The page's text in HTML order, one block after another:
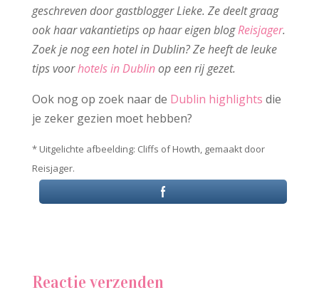
geschreven door gastblogger Lieke. Ze deelt graag
ook haar vakantietips op haar eigen blogReisjager.
Zoek je nog een hotel in Dublin? Ze heeft de leuke
tips voorhotels in Dublinop een rij gezet.
Ook nog op zoek naar de Dublin highlights die
je zeker gezien moet hebben?
* Uitgelichte afbeelding: Cliffs of Howth, gemaakt door
Reisjager.
Reactie verzenden